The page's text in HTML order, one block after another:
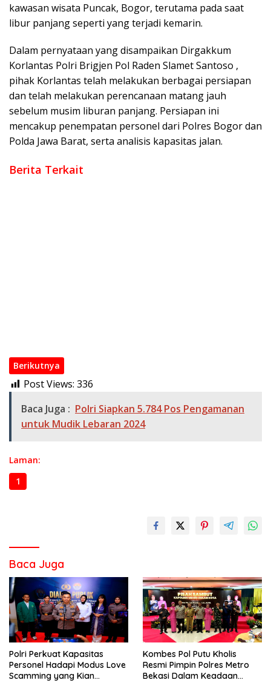
kawasan wisata Puncak, Bogor, terutama pada saat
libur panjang seperti yang terjadi kemarin.
Dalam pernyataan yang disampaikan Dirgakkum
Korlantas Polri Brigjen Pol Raden Slamet Santoso ,
pihak Korlantas telah melakukan berbagai persiapan
dan telah melakukan perencanaan matang jauh
sebelum musim liburan panjang. Persiapan ini
mencakup penempatan personel dari Polres Bogor dan
Polda Jawa Barat, serta analisis kapasitas jalan.
Berita Terkait
Berikutnya
Post Views: 336
Baca Juga : Polri Siapkan 5.784 Pos Pengamanan
untuk Mudik Lebaran 2024
Laman:
1
Baca Juga
Polri Perkuat Kapasitas
Personel Hadapi Modus Love
Scamming yang Kian
Kombes Pol Putu Kholis
Resmi Pimpin Polres Metro
Bekasi Dalam Keadaan